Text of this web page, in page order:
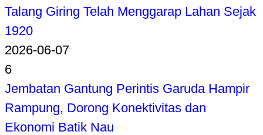
Talang Giring Telah Menggarap Lahan Sejak
1920
2026-06-07
6
Jembatan Gantung Perintis Garuda Hampir
Rampung, Dorong Konektivitas dan
Ekonomi Batik Nau